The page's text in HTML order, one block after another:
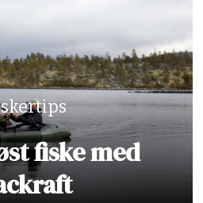
fiske med